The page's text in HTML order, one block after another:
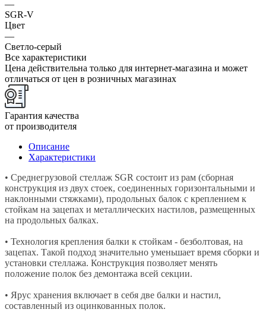
—
SGR-V
Цвет
—
Светло-серый
Все характеристики
Цена действительна только для интернет-магазина и может
отличаться от цен в розничных магазинах
Гарантия качества
от производителя
Описание
Характеристики
• Среднегрузовой стеллаж SGR состоит из рам (сборная
конструкция из двух стоек, соединенных горизонтальными и
наклонными стяжками), продольных балок с креплением к
стойкам на зацепах и металлических настилов, размещенных
на продольных балках.
• Технология крепления балки к стойкам - безболтовая, на
зацепах. Такой подход значительно уменьшает время сборки и
установки стеллажа. Конструкция позволяет менять
положение полок без демонтажа всей секции.
• Ярус хранения включает в себя две балки и настил,
составленный из оцинкованных полок.